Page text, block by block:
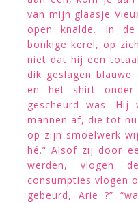
van mijn glaasje
open knalde. In
bonkige kerel, op
niet dat hij een
dik geslagen blauwe
en het shirt
gescheurd was. Hij
mannen af, die tot
op zijn smoelwerk
hé.” Alsof zij door
werden, vlogen
consumpties vlogen
gebeurd, Arie ?”